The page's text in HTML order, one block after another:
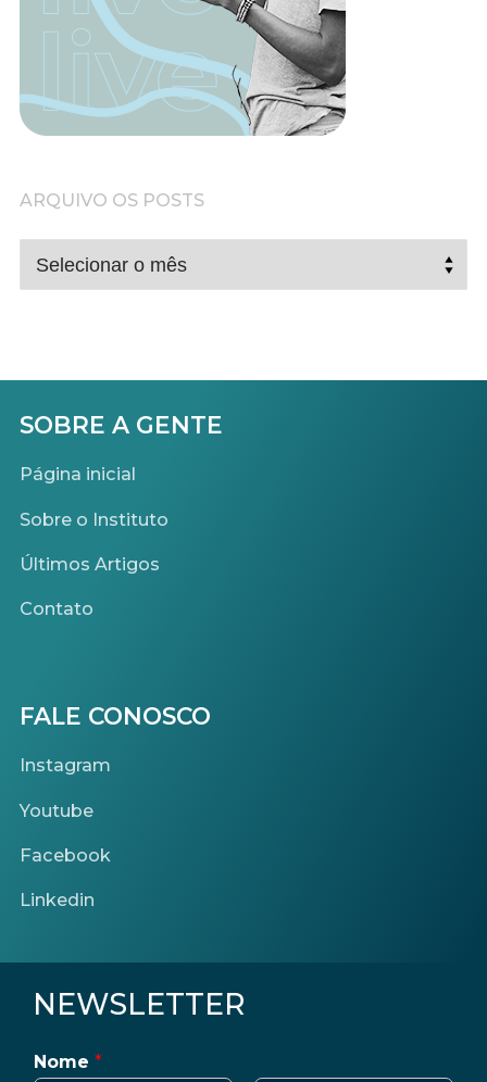
ARQUIVO OS POSTS
ARQUIVO
OS
SOBRE A GENTE
Página inicial
Sobre o Instituto
Últimos Artigos
Contato
FALE CONOSCO
Instagram
Youtube
Facebook
Linkedin
NEWSLETTER
Nome *